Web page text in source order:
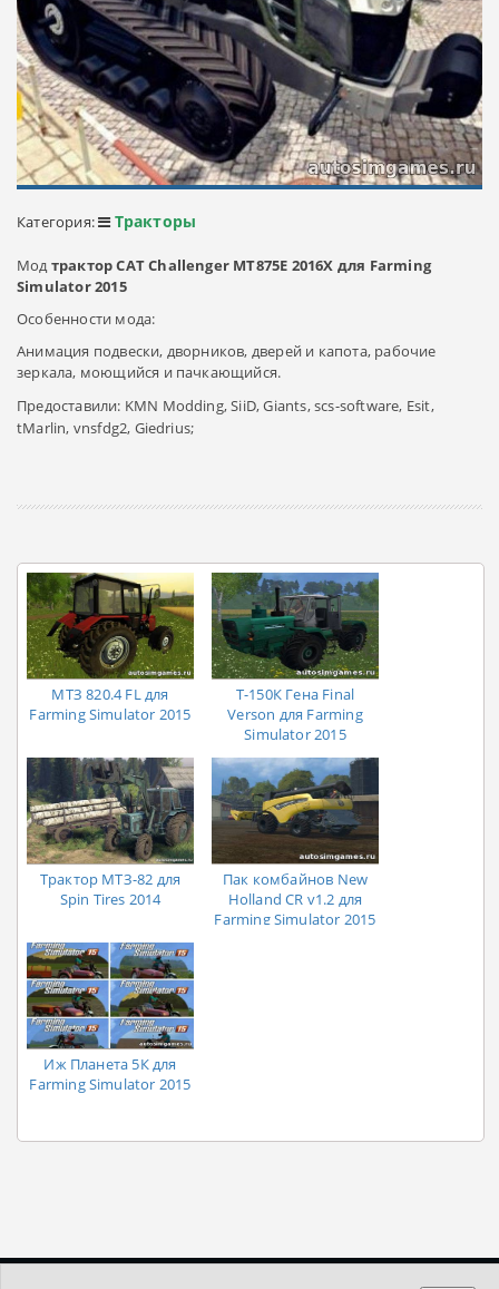
Категория: Тракторы
Модтрактор CAT Challenger MT875E 2016X для Farming
Simulator 2015
Особенности мода:
Анимация подвески, дворников, дверей и капота, рабочие
зеркала, моющийся и пачкающийся.
Предоставили: KMN Modding,SiiD,Giants, scs-software, Esit,
tMarlin, vnsfdg2, Giedrius;
MТЗ 820.4 FL для
Farming Simulator 2015
Т-150К Гена Final
Verson для Farming
Simulator 2015
Трактор МТЗ-82 для
Spin Tires 2014
Пак комбайнов New
Holland CR v1.2 для
Farming Simulator 2015
Иж Планета 5К для
Farming Simulator 2015